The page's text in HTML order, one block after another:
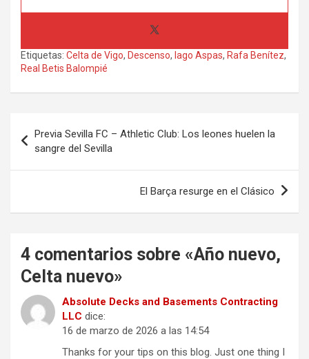
Etiquetas: Celta de Vigo, Descenso, Iago Aspas, Rafa Benítez,
Real Betis Balompié
de
entradas
Previa Sevilla FC – Athletic Club: Los leones huelen la
sangre del Sevilla
El Barça resurge en el Clásico
4 comentarios sobre «Año nuevo,
Celta nuevo»
Absolute Decks and Basements Contracting
LLC dice:
16 de marzo de 2026 a las 14:54
Thanks for your tips on this blog. Just one thing I